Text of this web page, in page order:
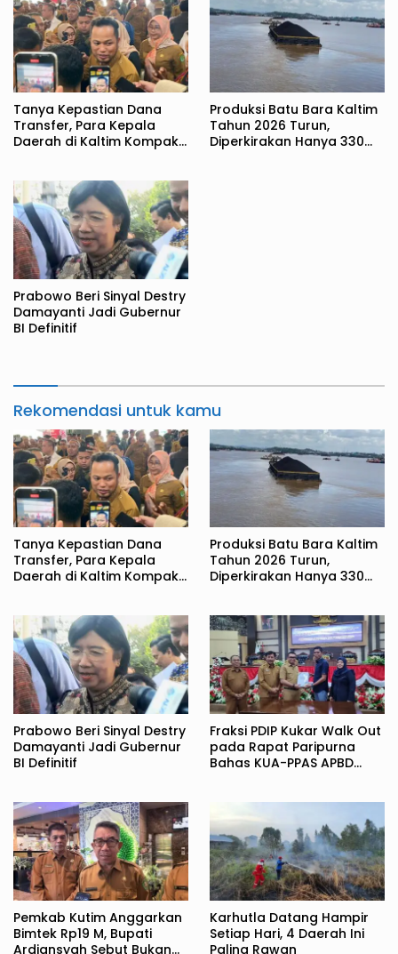
Tanya Kepastian Dana
Transfer, Para Kepala
Daerah di Kaltim Kompak
Produksi Batu Bara Kaltim
Tahun 2026 Turun,
Diperkirakan Hanya 330
Prabowo Beri Sinyal Destry
Damayanti Jadi Gubernur
BI Definitif
Rekomendasi untuk kamu
Tanya Kepastian Dana
Transfer, Para Kepala
Daerah di Kaltim Kompak
Produksi Batu Bara Kaltim
Tahun 2026 Turun,
Diperkirakan Hanya 330
Prabowo Beri Sinyal Destry
Damayanti Jadi Gubernur
BI Definitif
Fraksi PDIP Kukar Walk Out
pada Rapat Paripurna
Bahas KUA-PPAS APBD
Pemkab Kutim Anggarkan
Bimtek Rp19 M, Bupati
Ardiansyah Sebut Bukan
Karhutla Datang Hampir
Setiap Hari, 4 Daerah Ini
Paling Rawan